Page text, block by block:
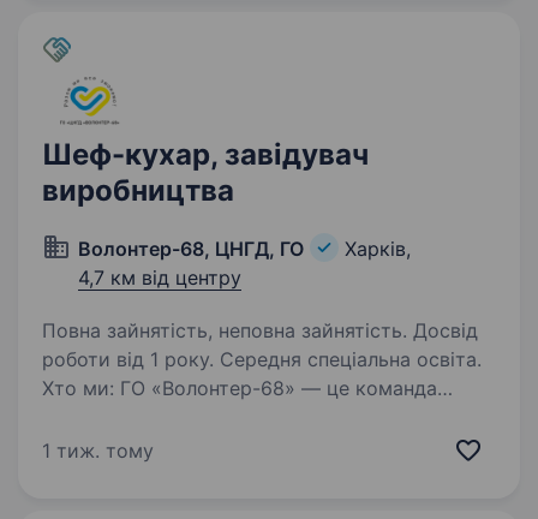
Шеф-кухар, завідувач
виробництва
Волонтер-68, ЦНГД, ГО
Харків,
4,7 км від центру
Повна зайнятість, неповна зайнятість. Досвід
роботи від 1 року. Середня спеціальна освіта.
Хто ми: ГО «Волонтер-68» — це команда
ініціативи перших днів повномасштабної війни,
1 тиж. тому